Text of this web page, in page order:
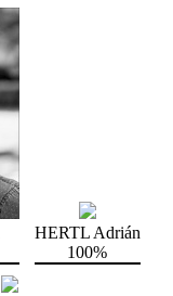
HERTL Adrián
100%